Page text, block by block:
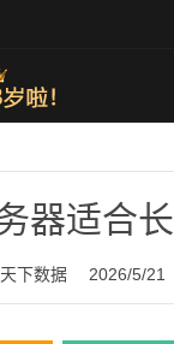
器适合
天下数据 2026/5/21